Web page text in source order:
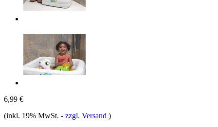
6,99 €
(inkl. 19% MwSt. - zzgl. Versand )